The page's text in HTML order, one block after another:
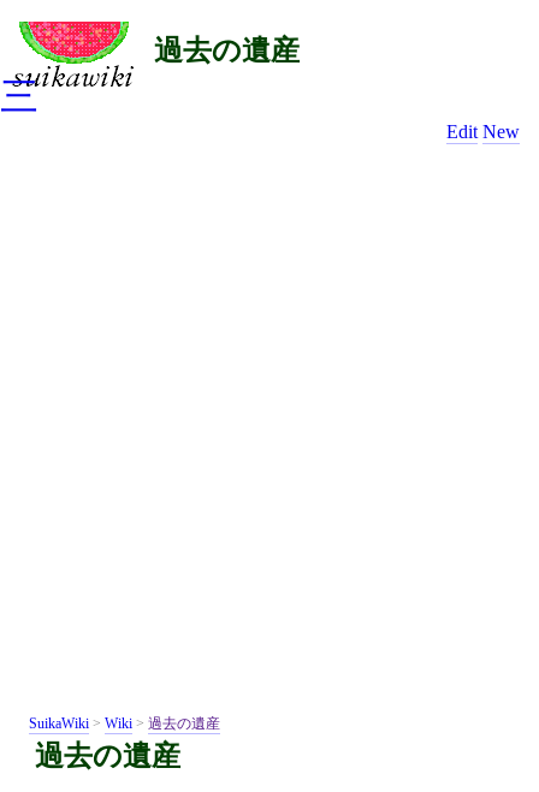
過去の遺産
Edit New
SuikaWiki > Wiki > 過去の遺産
過去の遺産
三